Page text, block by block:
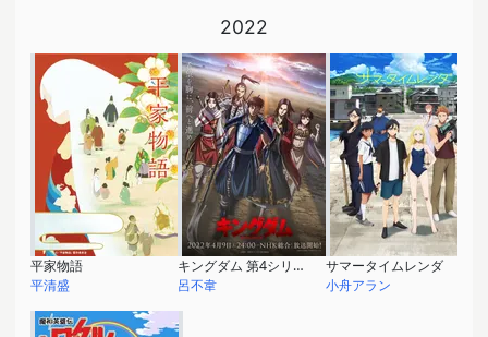
2022
平家物語
平清盛
キングダム 第4シリーズ
呂不韋
サマータイムレンダ
小舟アラン